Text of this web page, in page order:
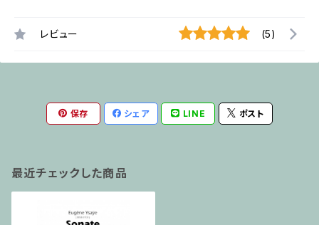
レビュー (5)
保存 シェア LINE ポスト
最近チェックした商品